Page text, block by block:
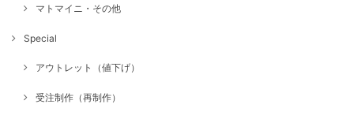
マトマイニ・その他
Special
アウトレット（値下げ）
受注制作（再制作）